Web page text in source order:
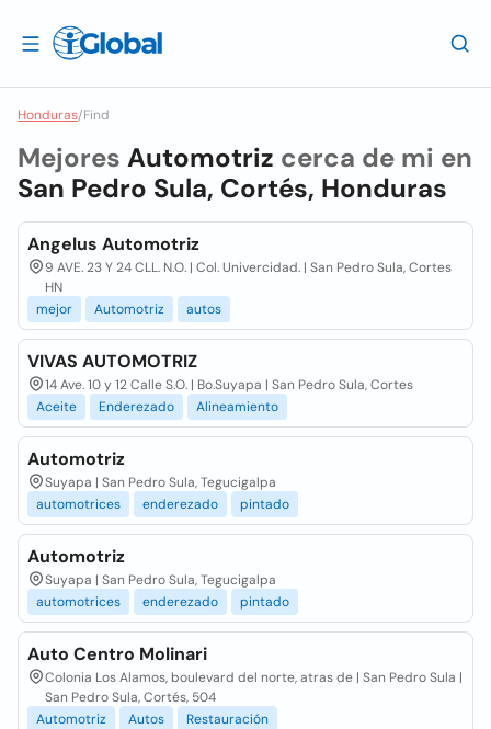
Honduras/Find
Mejores Automotriz cerca de mi en
San Pedro Sula, Cortés, Honduras
Angelus Automotriz
9 AVE. 23 Y 24 CLL. N.O. | Col. Univercidad. | San Pedro Sula, Cortes
HN
mejor
Automotriz autos
VIVAS AUTOMOTRIZ
14 Ave. 10 y 12 Calle S.O. | Bo.Suyapa | San Pedro Sula, Cortes
Aceite
Enderezado Alineamiento
Automotriz
Suyapa | San Pedro Sula, Tegucigalpa
automotrices
enderezado pintado
Automotriz
Suyapa | San Pedro Sula, Tegucigalpa
automotrices
enderezado pintado
Auto Centro Molinari
Colonia Los Alamos, boulevard del norte, atras de | San Pedro Sula |
San Pedro Sula, Cortés, 504
Automotriz
Autos Restauración